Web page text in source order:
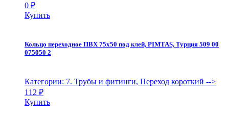
0 ₽
Купить
Кольцо переходное ПВХ 75х50 под клей, PIMTAS, Турция 509 00
075050 2
Категории: 7. Трубы и фитинги, Переход короткий -->
112 ₽
Купить